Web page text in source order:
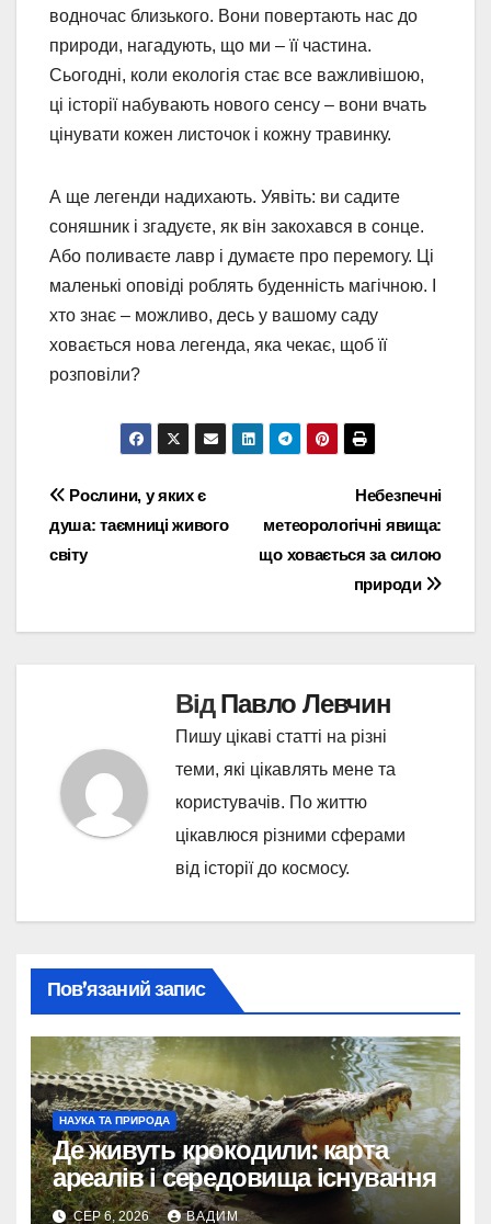
водночас близького. Вони повертають нас до
природи, нагадують, що ми – її частина.
Сьогодні, коли екологія стає все важливішою,
ці історії набувають нового сенсу – вони вчать
цінувати кожен листочок і кожну травинку.
А ще легенди надихають. Уявіть: ви садите
соняшник і згадуєте, як він закохався в сонце.
Або поливаєте лавр і думаєте про перемогу. Ці
маленькі оповіді роблять буденність магічною. І
хто знає – можливо, десь у вашому саду
ховається нова легенда, яка чекає, щоб її
розповіли?
Навігація
записів
Небезпечні
метеорологічні явища:
що ховається за силою
природи
Рослини, у яких є
душа: таємниці живого
світу
ВідПавло Левчин
Пишу цікаві статті на різні
теми, які цікавлять мене та
користувачів. По життю
цікавлюся різними сферами
від історії до космосу.
Пов’язаний запис
НАУКА ТА ПРИРОДА
Де живуть крокодили: карта
ареалів і середовища існування
СЕР 6, 2026 ВАДИМ